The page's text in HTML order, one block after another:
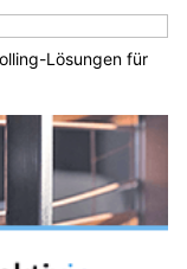
Lösungen für